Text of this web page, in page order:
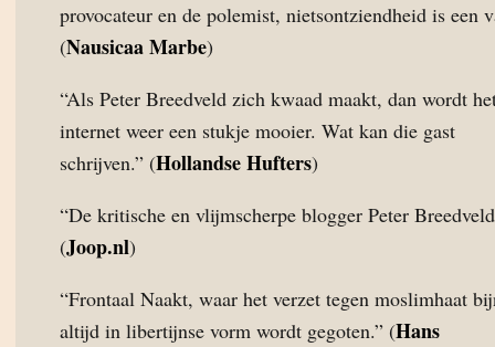
provocateur en de polemist, nietsontziendheid is een
(Nausicaa Marbe)
“Als Peter Breedveld zich kwaad maakt, dan wordt
internet weer een stukje mooier. Wat kan die gast
schrijven.” (Hollandse Hufters)
“De kritische en vlijmscherpe blogger Peter
(Joop.nl)
“Frontaal Naakt, waar het verzet tegen moslimhaat
altijd in libertijnse vorm wordt gegoten.” (Hans